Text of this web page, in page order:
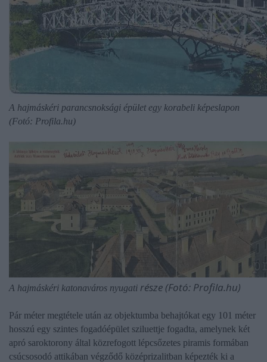
A hajmáskéri parancsnoksági épület egy korabeli képeslapon
(Fotó: Profila.hu)
A hajmáskéri katonaváros nyugati része (Fotó: Profila.hu)
Pár méter megtétele után az objektumba behajtókat egy 101 méter
hosszú egy szintes fogadóépület sziluettje fogadta, amelynek két
apró saroktorony által közrefogott lépcsőzetes piramis formában
csúcsosodó attikában végződő középrizalitban képezték ki a